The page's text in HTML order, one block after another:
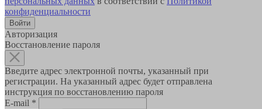
конфиденциальности
Авторизация
Восстановление пароля
Введите адрес электронной почты, указанный при
регистрации. На указанный адрес будет отправлена
инструкция по восстановлению пароля
E-mail *